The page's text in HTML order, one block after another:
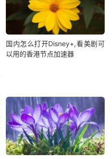
国内怎么打开Disney+,看美剧可
以用的香港节点加速器